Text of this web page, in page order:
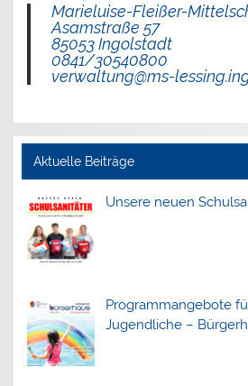
Marieluise-Fleißer-
Asamstraße 57
85053 Ingolstadt
0841/30540800
verwaltung@ms-
Aktuelle Beiträge
Unsere neuen
Programmangebote
Jugendliche –